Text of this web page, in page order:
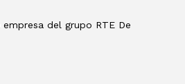
del grupo RTE De